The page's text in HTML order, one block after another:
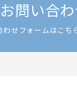
お問い合
わせフォームはこち